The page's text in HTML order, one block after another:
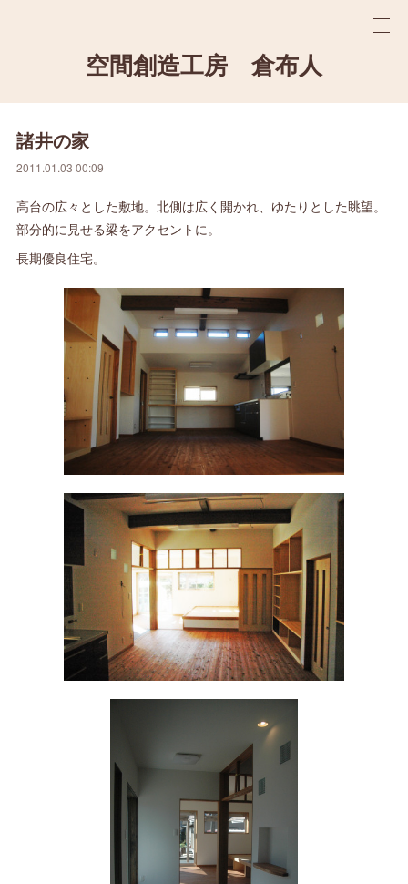
空間創造工房 倉布人
諸井の家
2011.01.03 00:09
高台の広々とした敷地。北側は広く開かれ、ゆたりとした眺望。
部分的に見せる梁をアクセントに。
長期優良住宅。